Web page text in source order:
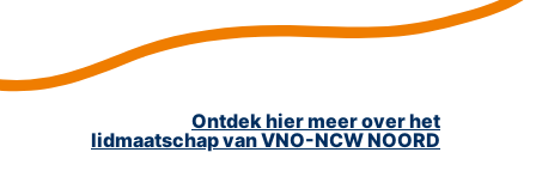
Ontdek hier meer over het
lidmaatschap van VNO-NCW NOORD